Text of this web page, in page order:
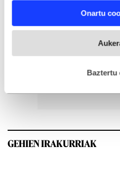
and set your preferences in
fitxategiak erabiltzen ditu.
esplizitua ematen diguzu.
Onartu
Baztertu
GEHIEN IRAKURRIAK